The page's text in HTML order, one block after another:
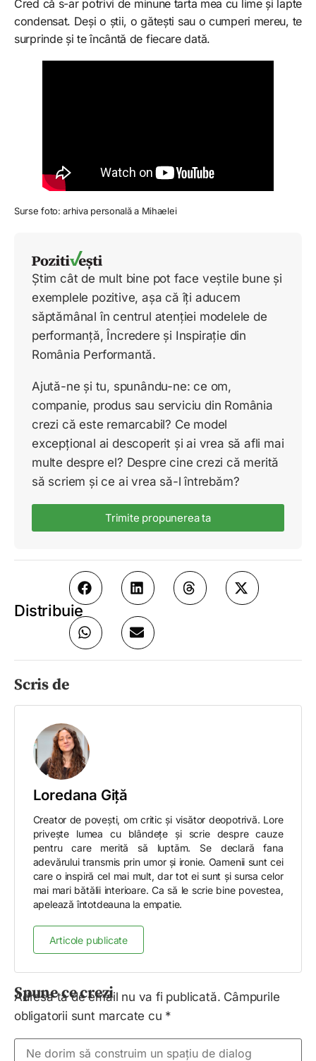
Cred că s-ar potrivi de minune tarta mea cu lime și lapte
condensat. Deși o știi, o gătești sau o cumperi mereu, te
surprinde și te încântă de fiecare dată.
Surse foto: arhiva personală a Mihaelei
Știm cât de mult bine pot face veștile bune și
exemplele pozitive, așa că îți aducem
săptămânal în centrul atenției modelele de
performanță, Încredere și Inspirație din
România Performantă.
Ajută-ne și tu, spunându-ne: ce om,
companie, produs sau serviciu din România
crezi că este remarcabil? Ce model
excepțional ai descoperit și ai vrea să afli mai
multe despre el? Despre cine crezi că merită
să scriem și ce ai vrea să-l întrebăm?
Trimite propunerea ta
Distribuie
Scris de
Loredana Giță
Creator de povești, om critic și visător deopotrivă. Lore
privește lumea cu blândețe și scrie despre cauze
pentru care merită să luptăm. Se declară fana
adevărului transmis prin umor și ironie. Oamenii sunt cei
care o inspiră cel mai mult, dar tot ei sunt şi sursa celor
mai mari bătălii interioare. Ca să le scrie bine povestea,
apelează întotdeauna la empatie.
Articole publicate
Spune ce crezi
Adresa ta de email nu va fi publicată. Câmpurile
obligatorii sunt marcate cu *